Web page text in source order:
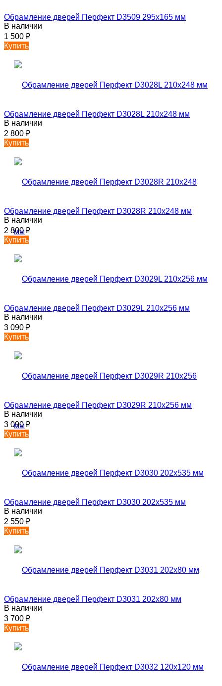
Обрамление дверей Перфект D3509 295х165 мм
В наличии
1 500 ₽
Купить
Обрамление дверей Перфект D3028L 210х248 мм
В наличии
2 800 ₽
Купить
Обрамление дверей Перфект D3028R 210х248 мм
В наличии
2 800₽
Купить
Обрамление дверей Перфект D3029L 210х256 мм
В наличии
3 090 ₽
Купить
Обрамление дверей Перфект D3029R 210х256 мм
В наличии
3 090₽
Купить
Обрамление дверей Перфект D3030 202х535 мм
В наличии
2 550 ₽
Купить
Обрамление дверей Перфект D3031 202х80 мм
В наличии
3 700 ₽
Купить